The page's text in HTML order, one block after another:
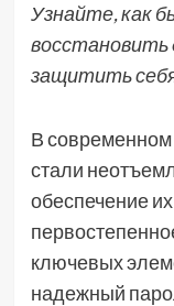
Узнайте, как
восстановить
защитить
В современном
стали
обеспечение
ключевых
надежный